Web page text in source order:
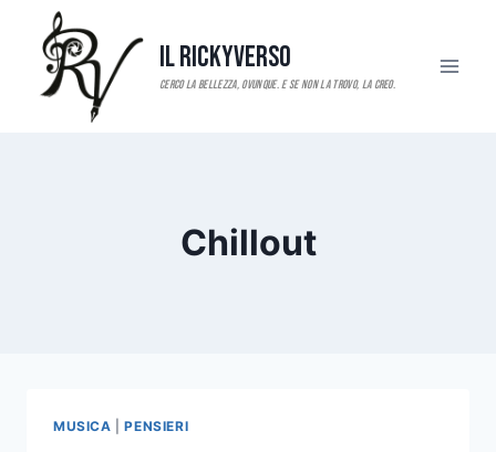
contenuto
Il RickyVerso
Chillout
MUSICA |PENSIERI